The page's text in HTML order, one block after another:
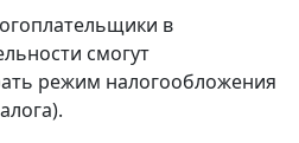
в
смогут
режим налогообложения